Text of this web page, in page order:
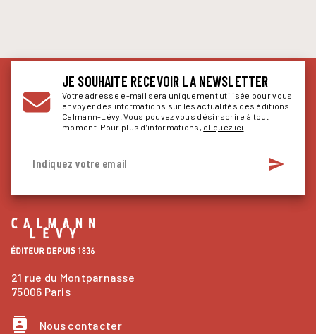
JE SOUHAITE RECEVOIR LA NEWSLETTER
Votre adresse e-mail sera uniquement utilisée pour vous
envoyer des informations sur les actualités des éditions
Calmann-Lévy. Vous pouvez vous désinscrire à tout
moment. Pour plus d’informations, cliquez ici
Indiquez votre email send
21 rue du Montparnasse
75006 Paris
contacts Nous contacter